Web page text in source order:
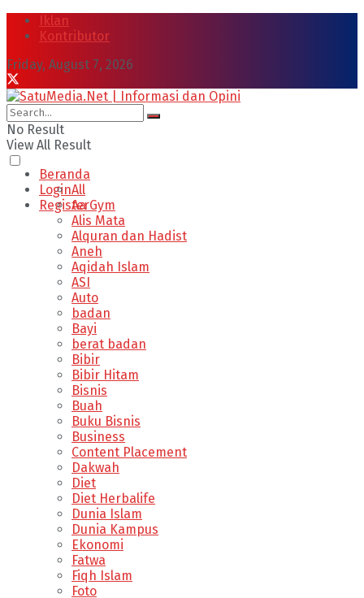
Iklan
Kontributor
Friday, August 7, 2026
No Result
View All Result
Login
Register
Beranda
All
Aa Gym
Alis Mata
Alquran dan Hadist
Aneh
Aqidah Islam
ASI
Auto
badan
Bayi
berat badan
Bibir
Bibir Hitam
Bisnis
Buah
Buku Bisnis
Business
Content Placement
Dakwah
Diet
Diet Herbalife
Dunia Islam
Dunia Kampus
Ekonomi
Fatwa
Fiqh Islam
Foto